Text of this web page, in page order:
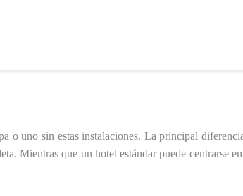
o uno sin estas instalaciones. La principal
Mientras que un hotel estándar puede centrarse